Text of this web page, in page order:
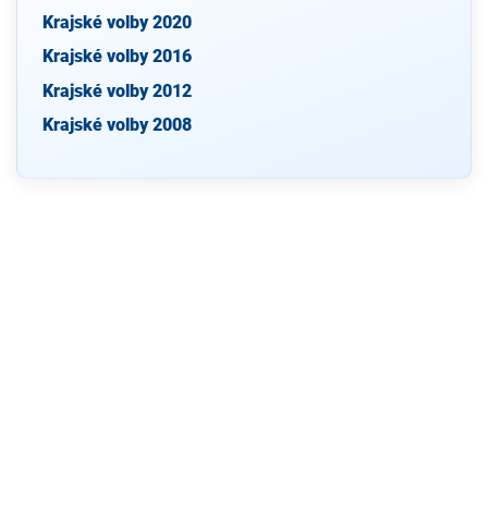
Krajské volby 2020
Krajské volby 2016
Krajské volby 2012
Krajské volby 2008